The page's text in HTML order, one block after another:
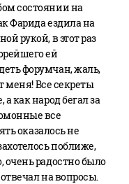
состоянии на
Фарида ездила на
рукой, в этот раз
ей
форумчан, жаль,
меня! Все секреты
как народ бегал за
все
оказалось не
поближе,
очень радостно было
на вопросы.